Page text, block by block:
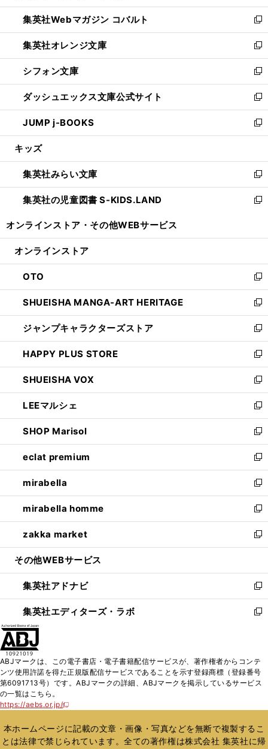
開
く
ウ
で
開
く
ン
ド
ウ
で
開
く
ウ
ィ
ン
ド
ウ
で
開
く
集英社Webマガジン コバルト
新
し
い
ウ
ィ
ン
ド
ウ
で
開
集英社オレンジ文庫
新
し
い
ウ
ィ
ン
ド
ウ
開
く
シフォン文庫
新
し
い
ウ
ィ
ン
ウ
で
開
く
ダッシュエックス文庫公式サイト
新
し
い
ウ
ン
ド
ウ
で
JUMP j-BOOKS
新
し
ウ
ィ
ン
ド
開
キッズ
集英社みらい文庫
新
し
い
ン
ウ
で
開
く
集英社の児童図書 S-KIDS.LAND
新
ウ
ン
ド
ウ
で
開
く
オンラインストア・ その他WEBサービス
オンラインストア
OTO
新
し
い
ウ
ィ
ン
ド
ウ
で
開
く
SHUEISHA MANGA-ART HERITAGE
新
し
い
ウ
ィ
ン
ド
ウ
で
開
く
ジャンプキャラクターズストア
新
し
い
ウ
ィ
ン
ド
ウ
で
開
く
HAPPY PLUS STORE
新
し
い
ウ
ィ
ン
ド
ウ
で
開
く
SHUEISHA VOX
新
し
い
ウ
ィ
ン
ド
ウ
で
開
く
LEEマルシェ
新
し
い
ウ
ィ
ン
ド
ウ
で
開
く
SHOP Marisol
新
し
い
ウ
ィ
ン
ド
ウ
で
開
eclat premium
新
し
い
ウ
ィ
ン
ド
ウ
開
く
mirabella
新
し
い
ウ
ィ
ン
ウ
で
開
く
mirabella homme
新
し
い
ウ
ン
ド
ウ
で
zakka market
新
し
ウ
ィ
ン
ド
く
その他WEBサービス
集英社アドナビ
新
し
い
ド
ウ
で
集英社エディターズ・ラボ
新
ィ
ン
ド
開
く
ABJマークは、この電子書店・電子書籍配信サービスが、著作権者からコンテ
ンツ使用許諾を得た正規版配信サービスであることを示す登録商標（登録番号
第6091713号）です。ABJマークの詳細、ABJマークを掲示しているサービス
の一覧はこちら。
https://aebs.or.jp/
新
い
ウ
ィ
本ホームページに記載の文章・画像・写真などを無断で複製するこ
とは法律で禁じられています。全ての著作権は株式会社 集英社に帰